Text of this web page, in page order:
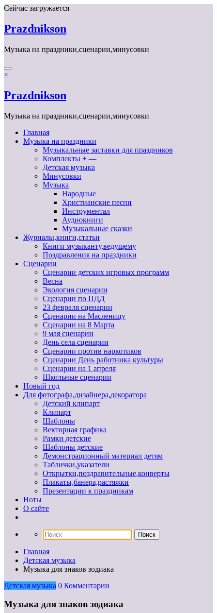
Перейти
содержимому
Сейчас загружается
Prazdnikson
Музыка на праздники,сценарии,минусовки
×
Prazdnikson
Музыка на праздники,сценарии,минусовки
Главная
Музыка на праздники
Музыкальные заставки для праздников
Комплекты + —
Детская музыка
Минусовки
Музыка
Народные
Христианские песни
Инструментал
Аудиокниги
Музыкальные сказки
Журналы,книги,статьи
Книги музыканту,ведущему
Поздравления на праздники
Сценарии
Сценарии детских игровых программ
Весна
Экология сценарии
Сценарии по ПДД
23 февраля сценарии
Сценарии на Масленицу
Сценарии на 8 Марта
9 мая сценарии
День села сценарии
Сценарии против наркотиков
Сценарии День работника культуры
Сценарии на 1 апреля
Школьные сценарии
Новый год
Для фотографа,дизайнера,декоратора
Детский клипарт
Клипарт
Шаблоны
Векторная графика
Рамки детские
Шаблоны детские
Демонстрационный материал детям
Таблички,указатели
Открытки,поздравительные,конверты
Плакаты,банера,растяжки
Презентации к праздникам
Ноты
О сайте
Главная
Детская музыка
Музыка для знаков зодиака
Детская музыка 0 Комментарии
Музыка для знаков зодиака